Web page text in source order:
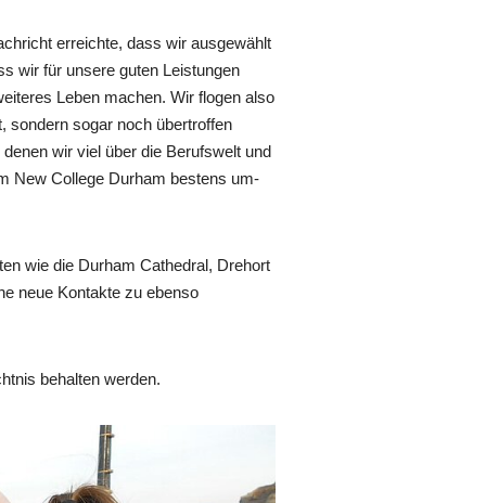
erreichte, dass wir ausgewählt
wir für unsere guten Leistungen
Leben machen. Wir flogen also
sondern sogar noch übertroffen
wir viel über die Berufswelt und
New College Durham bestens um-
wie die Durham Cathedral, Drehort
neue Kontakte zu ebenso
behalten werden.